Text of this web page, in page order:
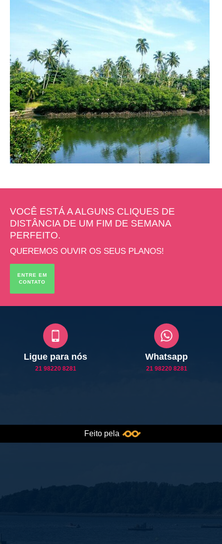
VOCÊ ESTÁ A ALGUNS CLIQUES DE
DISTÂNCIA DE UM FIM DE SEMANA
PERFEITO.
QUEREMOS OUVIR OS SEUS PLANOS!
ENTRE EM
CONTATO
Ligue para nós
21 98220 8281
Whatsapp
21 98220 8281
Feito pela